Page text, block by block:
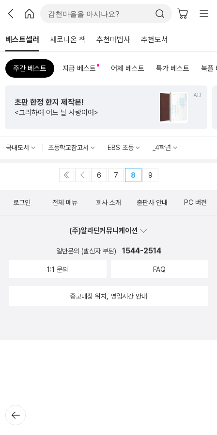
베스트셀러 새로나온 책 추천마법사 추천도서
주간 베스트 지금 베스트 어제 베스트 특가 베스트 북플
AD
초판 한정 한지 제작본!
<그리하여 어느 날 사랑이여>
국내도서 초등학교참고서 EBS 초등 _4학년
6 7 8 9
뒤로가
기
로그인 전체 메뉴 회사 소개 출판사 안내 PC 버전
(주)알라딘커뮤니케이션
일반문의 (발신자 부담) 1544-2514
1:1 문의 FAQ
중고매장 위치, 영업시간 안내